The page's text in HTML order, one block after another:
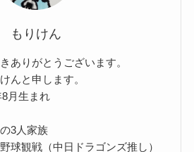
もりけん
ありがとうございます。
んと申します。
月生まれ
3人家族
球観戦（中日ドラゴンズ推し）